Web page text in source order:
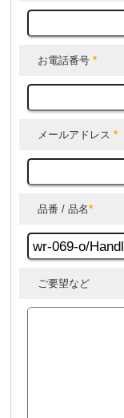
お電話番号*
メールアドレス*
品番 / 品名*
ご要望など